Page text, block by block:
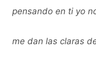
pensando en ti yo
me dan las claras